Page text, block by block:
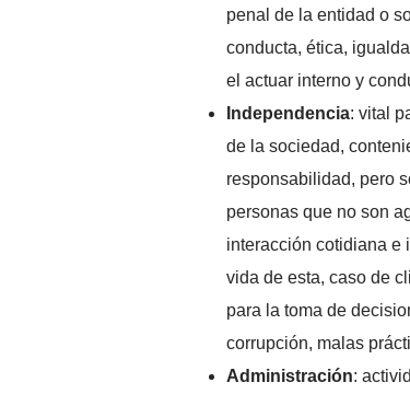
penal de la entidad o
conducta, ética,
el actuar interno y
Independencia: vital
de la sociedad,
responsabilidad, pero
personas que no son
interacción cotidiana e
vida de esta, caso de
para la toma de
corrupción, malas
Administración: